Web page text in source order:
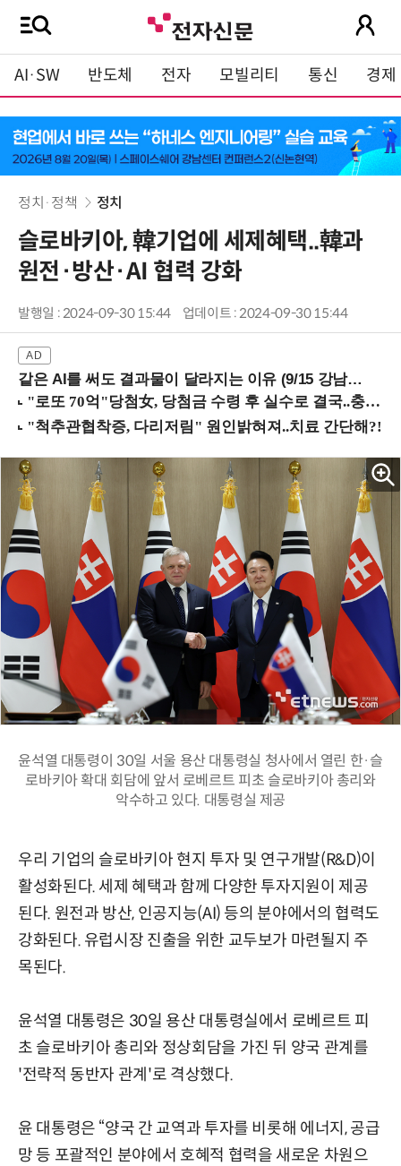
AI·SW 반도체 전자 모빌리티 통신 경제
정치·정책 정치
슬로바키아, 韓기업에 세제혜택..韓과
원전·방산·AI 협력 강화
발행일 : 2024-09-30 15:44 업데이트 : 2024-09-30 15:44
같은 AI를 써도 결과물이 달라지는 이유 (9/15 강남역)
윤석열 대통령이 30일 서울 용산 대통령실 청사에서 열린 한·슬
로바키아 확대 회담에 앞서 로베르트 피초 슬로바키아 총리와
악수하고 있다. 대통령실 제공
우리 기업의 슬로바키아 현지 투자 및 연구개발(R&D)이
활성화된다. 세제 혜택과 함께 다양한 투자지원이 제공
된다. 원전과 방산, 인공지능(AI) 등의 분야에서의 협력도
강화된다. 유럽시장 진출을 위한 교두보가 마련될지 주
목된다.
윤석열 대통령은 30일 용산 대통령실에서 로베르트 피
초 슬로바키아 총리와 정상회담을 가진 뒤 양국 관계를
'전략적 동반자 관계'로 격상했다.
윤 대통령은 “양국 간 교역과 투자를 비롯해 에너지, 공급
망 등 포괄적인 분야에서 호혜적 협력을 새로운 차원으